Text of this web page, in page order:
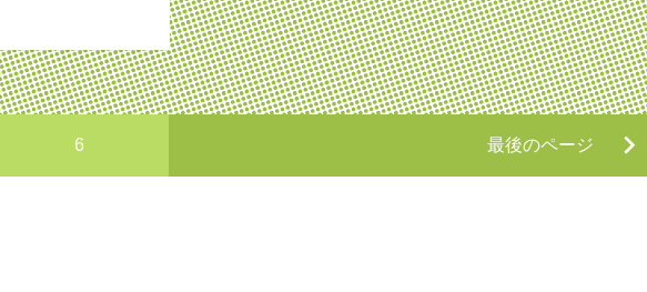
6 最後のページ